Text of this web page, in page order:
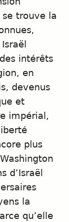
trouve la
intérêts
en
devenus
et
impérial,
plus
d’Israël
la
qu’elle